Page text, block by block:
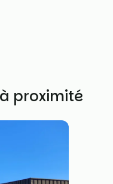
à proximité